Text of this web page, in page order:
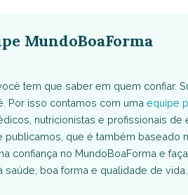
MundoBoaForma
tem que saber em quem confiar.
Por isso contamos com uma equipe
nutricionistas e profissionais
publicamos, que é também baseado
confiança no MundoBoaForma e
boa forma e qualidade de vida.